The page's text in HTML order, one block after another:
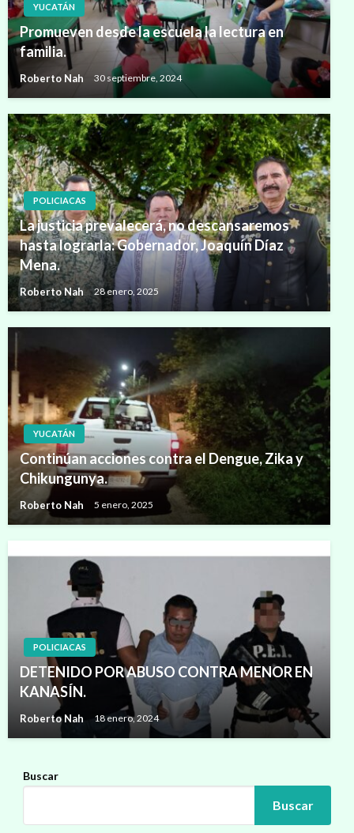
YUCATÁN
Promueven desde la escuela la lectura en
familia.
Roberto Nah 30 septiembre, 2024
POLICIACAS
La justicia prevalecerá, no descansaremos
hasta lograrla: Gobernador, Joaquín Díaz
Mena.
Roberto Nah 28 enero, 2025
YUCATÁN
Continúan acciones contra el Dengue, Zika y
Chikungunya.
Roberto Nah 5 enero, 2025
POLICIACAS
DETENIDO POR ABUSO CONTRA MENOR EN
KANASÍN.
Roberto Nah 18 enero, 2024
Buscar
Buscar